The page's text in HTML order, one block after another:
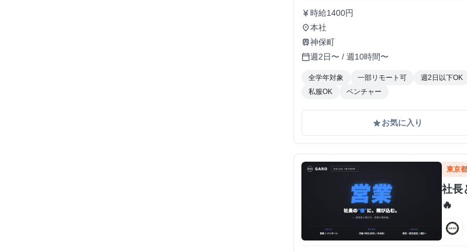
currency_yen時給1400円
place本社
train神保町
calendar_today週2日〜 / 週10時間〜
全学年対象 一部リモート可 週2日以下OK
私服OK
ベンチャー
gradeお気に入り
東京都
社長
🔥